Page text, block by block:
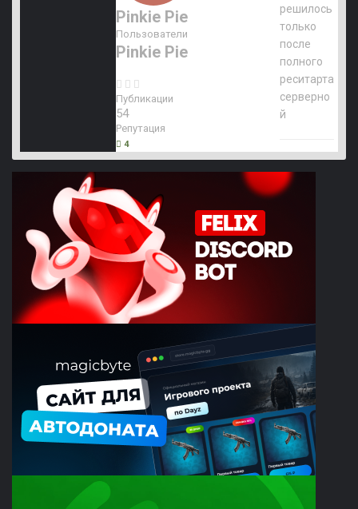
Pinkie Pie
Пользователи
Pinkie Pie
Публикации
54
Репутация
4
решилось
только
после
полного
реситарта
серверно
й